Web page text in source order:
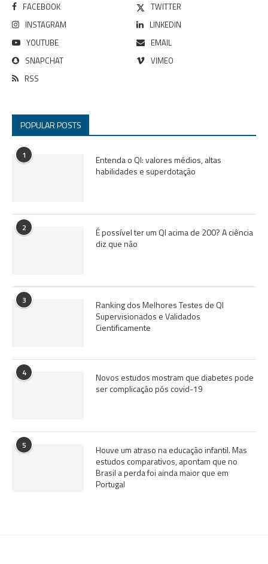
FACEBOOK
TWITTER
INSTAGRAM
LINKEDIN
YOUTUBE
EMAIL
SNAPCHAT
VIMEO
RSS
POPULAR POSTS
1
Entenda o QI: valores médios, altas
habilidades e superdotação
2
É possível ter um QI acima de 200? A ciência
diz que não
3
Ranking dos Melhores Testes de QI
Supervisionados e Validados
Cientificamente
4
Novos estudos mostram que diabetes pode
ser complicação pós covid-19
5
Houve um atraso na educação infantil. Mas
estudos comparativos, apontam que no
Brasil a perda foi ainda maior que em
Portugal